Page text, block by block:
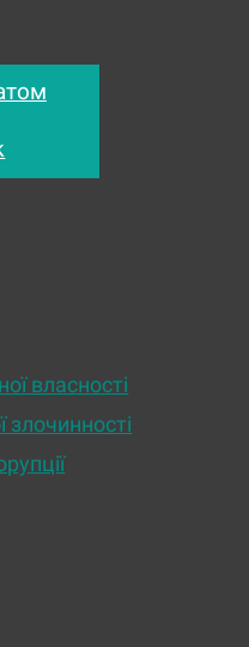
власності
злочинності